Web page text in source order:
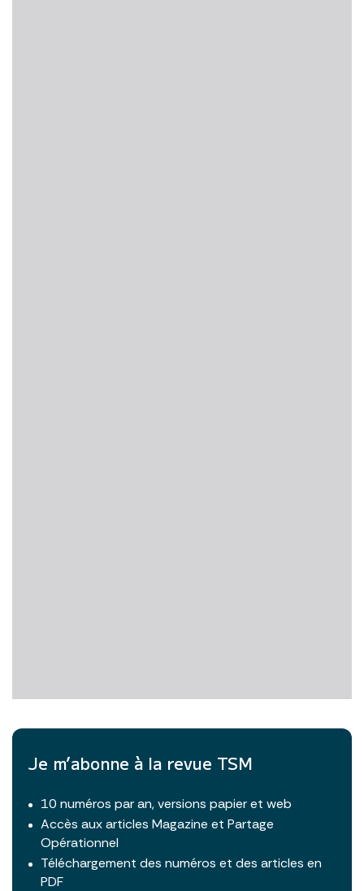
Je m’abonne à la revue TSM
10 numéros par an, versions papier et web
Accès aux articles Magazine et Partage
Opérationnel
Téléchargement des numéros et des articles en
PDF